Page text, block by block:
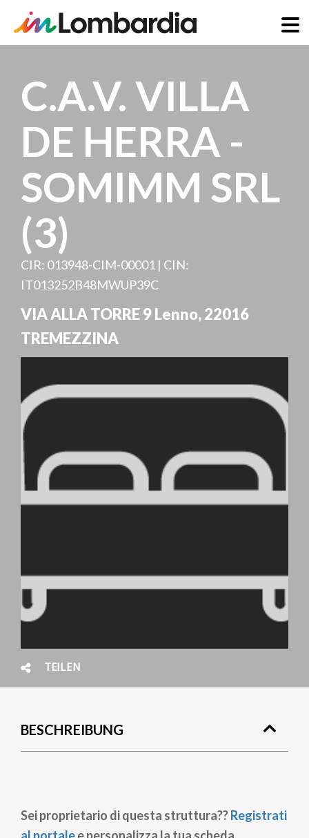
InhaltC.A.V. VILLA
DE HERRA -
SOMIMM SRL
(3)
CIR: 013948-CIM-00001 | CIN:
IT013252B48MWUP39C
VIA ALLA TORRE 9 Lenno,22016
TREMEZZINA
TEILEN
BESCHREIBUNG
Sei proprietario di questa struttura??Registrati